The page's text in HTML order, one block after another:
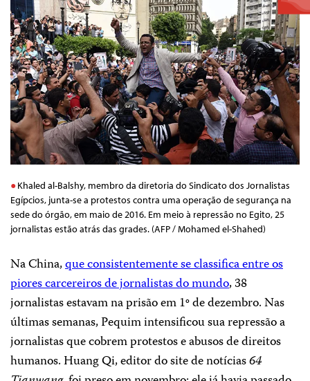
Khaled al-Balshy, membro da diretoria do Sindicato dos Jornalistas
Egípcios, junta-se a protestos contra uma operação de segurança na
sede do órgão, em maio de 2016. Em meio à repressão no Egito, 25
jornalistas estão atrás das grades. (AFP / Mohamed el-Shahed)
Na China,que consistentemente se classifica entre os
piores carcereiros de jornalistas do mundo, 38
jornalistas estavam na prisão em 1º de dezembro. Nas
últimas semanas, Pequim intensificou sua repressão a
jornalistas que cobrem protestos e abusos de direitos
humanos. Huang Qi, editor do site de notícias64